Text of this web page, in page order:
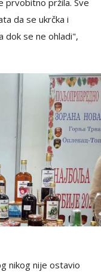
prvobitno pržila. Sve
da se ukrčka i
dok se ne ohladi",
nikog nije ostavio